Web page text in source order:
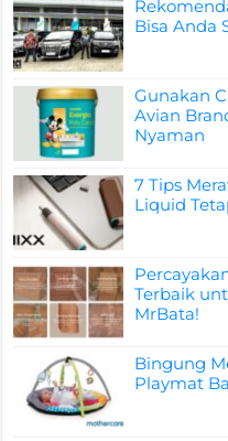
Bisa Anda
Gunakan
Avian
Nyaman
7 Tips
Liquid
Terbaik
MrBata!
Bingung
Playmat